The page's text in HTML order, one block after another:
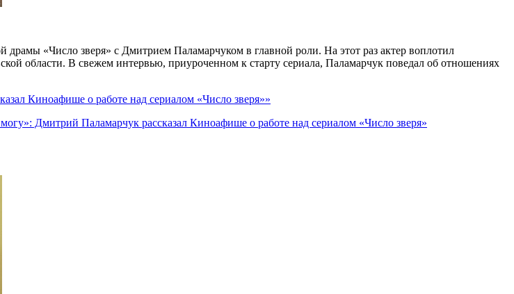
драмы «Число зверя» с Дмитрием Паламарчуком в главной роли. На этот раз актер воплотил
области. В свежем интервью, приуроченном к старту сериала, Паламарчук поведал об отношениях
Киноафише о работе над сериалом «Число зверя»»
Дмитрий Паламарчук рассказал Киноафише о работе над сериалом «Число зверя»